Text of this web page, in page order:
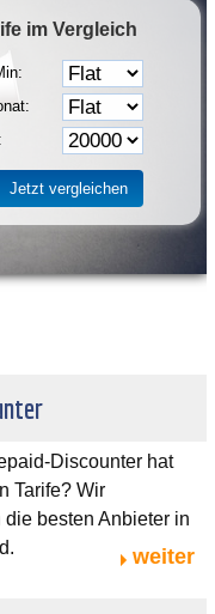
im Vergleich
Discounter hat
Tarife? Wir
besten Anbieter in
weiter